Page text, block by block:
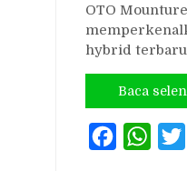
OTO
hybrid
Baca
Facebook